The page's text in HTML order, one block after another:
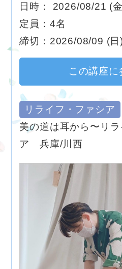
日時： 2026/08/21 (
定員：4名
締切：2026/08/09 (
この講座に
リライフ・ファシア
美の道は耳から〜リ
ア 兵庫/川西